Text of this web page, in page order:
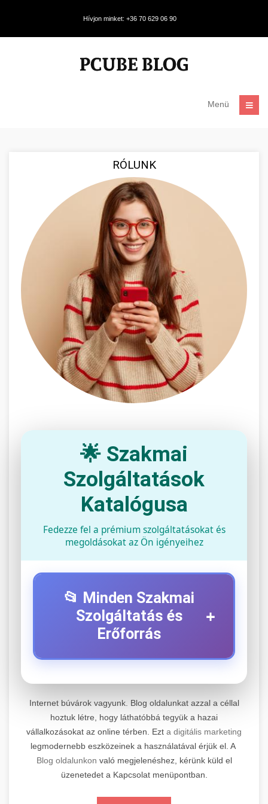
Hívjon minket: +36 70 629 06 90
Menü
RÓLUNK
🌟 Szakmai
Szolgáltatások
Katalógusa
Fedezze fel a prémium szolgáltatásokat és
megoldásokat az Ön igényeihez
📂 Minden Szakmai
Szolgáltatás és
Erőforrás
+
+
Professzionális elektromos roller javítási és
karbantartási szolgáltatások. Szakértő
technikusaink minőségi szervízt nyújtanak
minden jelentős márkához és modellhez.
Szervizközpont Látogatása
📊 2. Online Marketing
Ügynökség
+
Átfogó online marketing szolgáltatások,
beleértve a SEO-t, közösségi média kezelést és
Internet búvárok vagyunk. Blog oldalunkat azzal a céllal
hoztuk létre, hogy láthatóbbá tegyük a hazai
vállalkozásokat az online térben. Ezt a digitális marketing
legmodernebb eszközeinek a használatával érjük el. A
Blog oldalunkon való megjelenéshez, kérünk küld el
üzenetedet a Kapcsolat menüpontban.